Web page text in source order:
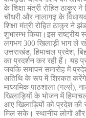
के शिक्षा मंत्री रोहित ठाकुर
चौधरी और नालागढ़ के
शिक्षा मंत्री रोहित ठाकुर ने
शुभारम्भ किया।इस राष्ट्रीय
लगभग 300 खिलाड़ी भाग ले
उत्तराखंड, हिमाचल प्रदेश,
का प्रदर्शन कर रही हैं। यह
जबकि समापन समारोह में
अतिथि के रूप में शिरकत
माध्यमिक पाठशाला (गर्ल्स),
खिलाड़ियों के भोजन में
आए खिलाड़ियों को प्रदेश
मिल सके। स्थानीय लोगों